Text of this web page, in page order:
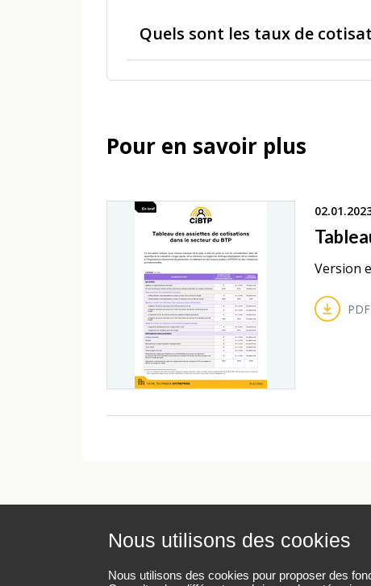
Nous utilisons des cookies
Nous utilisons des cookies pour proposer des
Quels sont les taux de
Pour en savoir plus
Version
Mentions légales Protection des données